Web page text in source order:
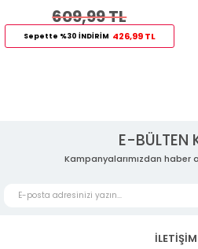
609,99 TL
Sepette %30 İNDİRİM 426,99 TL
E-BÜLTEN
Kampanyalarımızdan haber
İLETİŞİM